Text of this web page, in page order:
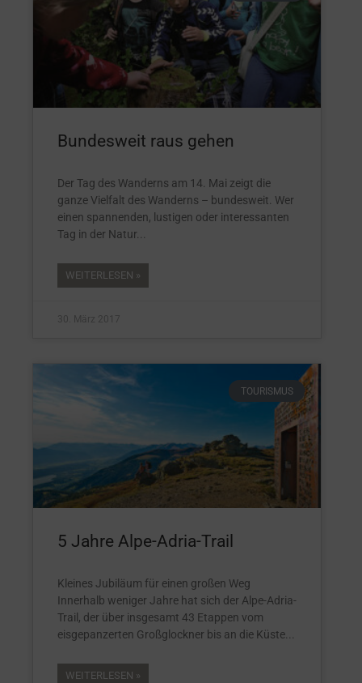
Bundesweit raus gehen
Der Tag des Wanderns am 14. Mai zeigt die
ganze Vielfalt des Wanderns – bundesweit. Wer
einen spannenden, lustigen oder interessanten
Tag in der Natur
WEITERLESEN »
30. März 2017
TOURISMUS
5 Jahre Alpe-Adria-Trail
Kleines Jubiläum für einen großen Weg
Innerhalb weniger Jahre hat sich der Alpe-Adria-
Trail, der über insgesamt 43 Etappen vom
eisgepanzerten Großglockner bis an die Küste
WEITERLESEN »